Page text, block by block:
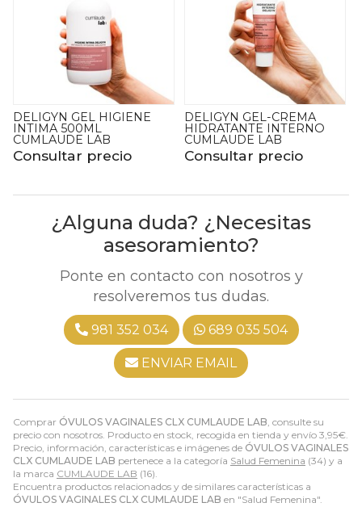
Comprar ÓVULOS VAGINALES CLX CUMLAUDE LAB, consulte su
precio con nosotros. Producto en stock, recogida en tienda y envío 3,95€.
Precio, información, características e imágenes de ÓVULOS VAGINALES
CLX CUMLAUDE LAB pertenece a la categoría Salud Femenina (34) y a
la marca CUMLAUDE LAB (16).
Encuentra productos relacionados y de similares características a
ÓVULOS VAGINALES CLX CUMLAUDE LAB en "Salud Femenina".
DELIGYN GEL-CREMA
HIDRATANTE INTERNO
CUMLAUDE LAB
Consultar precio
GEL HIGIENE INTIMA
DIARIA 500ML CUMLAUDE
LAB
Consultar precio
¿Alguna duda? ¿Necesitas
asesoramiento?
Ponte en contacto con nosotros y
resolveremos tus dudas.
981 352 034 689 035 504
ENVIAR EMAIL